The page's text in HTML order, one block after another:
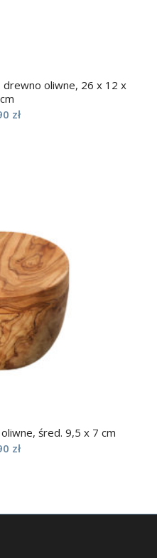
drewno oliwne, 26 x 12 x
zł
śred. 9,5 x 7 cm
zł